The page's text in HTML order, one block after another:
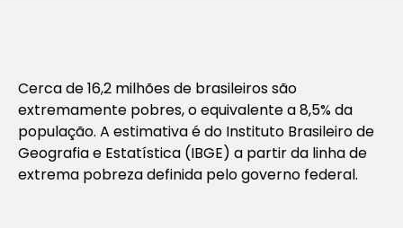
Cerca de 16,2 milhões de brasileiros são
extremamente pobres, o equivalente a 8,5% da
população. A estimativa é do Instituto Brasileiro de
Geografia e Estatística (IBGE) a partir da linha de
extrema pobreza definida pelo governo federal.